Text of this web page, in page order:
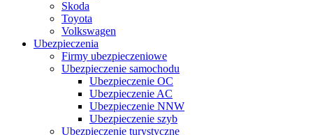
Skoda
Toyota
Volkswagen
Ubezpieczenia
Firmy ubezpieczeniowe
Ubezpieczenie samochodu
Ubezpieczenie OC
Ubezpieczenie AC
Ubezpieczenie NNW
Ubezpieczenie szyb
Ubezpieczenie turystyczne